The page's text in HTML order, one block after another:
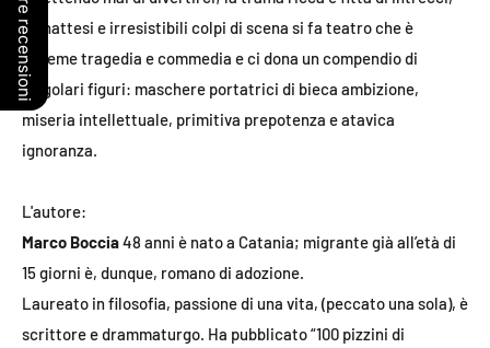
di inattesi e irresistibili colpi di scena si fa teatro che è
insieme tragedia e commedia e ci dona un compendio di
singolari figuri: maschere portatrici di bieca ambizione,
miseria intellettuale, primitiva prepotenza e atavica
ignoranza.
L'autore:
Marco Boccia48 anni è nato a Catania; migrante già all’età di
15 giorni è, dunque, romano di adozione.
Laureato in filosofia, passione di una vita, (peccato una sola), è
scrittore e drammaturgo. Ha pubblicato “100 pizzini di